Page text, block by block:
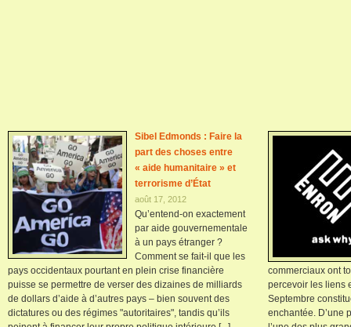
Sibel Edmonds : Faire la
part des choses entre
« aide humanitaire » et
terrorisme d’État
août 17, 2012
Qu’entend-on exactement
par aide gouvernementale
à un pays étranger ?
Comment se fait-il que les
pays occidentaux pourtant en plein crise financière
puisse se permettre de verser des dizaines de milliards
de dollars d’aide à d’autres pays – bien souvent des
dictatures ou des régimes "autoritaires", tandis qu’ils
commerciaux ont
percevoir les liens
Septembre
enchantée. D’une